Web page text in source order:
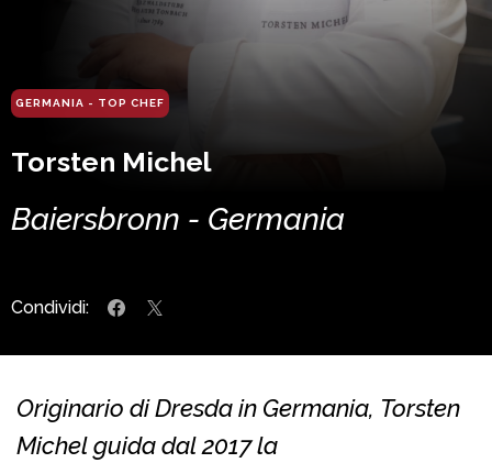
GERMANIA - TOP CHEF
Torsten Michel
Baiersbronn - Germania
Condividi:
Originario di Dresda in Germania, Torsten
Michel guida dal 2017 la